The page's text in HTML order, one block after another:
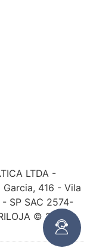
LTDA -
Garcia, 416 - Vila
SP SAC 2574-
© 2016 -